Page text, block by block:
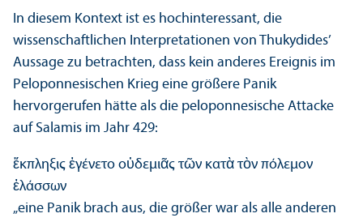
In diesem Kontext ist es hochinteressant, die
wissenschaft­lichen Interpretationen von Thukydides’
Aussage zu betrachten, dass kein anderes Ereignis im
Peloponnesischen Krieg eine größere Panik
hervorgerufen hätte als die peloponnesische Attacke
auf Salamis im Jahr 429:
ἔκπληξις ἐγένετο οὐδεμιᾶς τῶν κατὰ τὸν πόλεμον
ἐλάσσων
„eine Panik brach aus, die größer war als alle anderen